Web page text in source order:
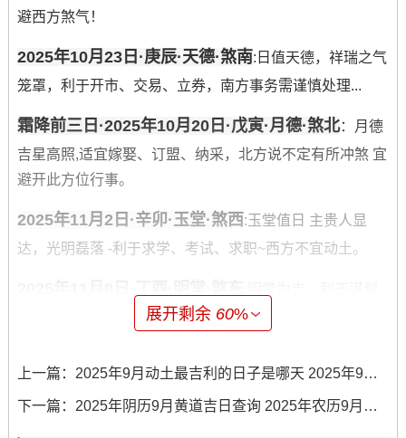
避西方煞气！
2025年10月23日·庚辰·天德·煞南:日值天德，祥瑞之气
笼罩，利于开市、交易、立券，南方事务需谨慎处理...
霜降前三日·2025年10月20日·戊寅·月德·煞北：月德
吉星高照,适宜嫁娶、订盟、纳采，北方说不定有所冲煞 宜
避开此方位行事。
2025年11月2日·辛卯·玉堂·煞西:玉堂值日 主贵人显
达，光明磊落 -利于求学、考试、求职~西方不宜动土。
决策、开启新项目、东方需回避冲煞。
展开剩余 60%
上一篇： 2025年9月动土最吉利的日子是哪天 2025年9月动土吉日
下一篇： 2025年阴历9月黄道吉日查询 2025年农历9月黄道吉日一览表